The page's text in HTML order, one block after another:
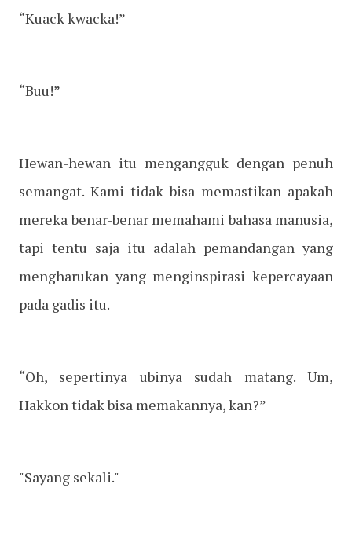
“Kuack kwacka!”
“Buu!”
Hewan-hewan itu mengangguk dengan penuh
semangat. Kami tidak bisa memastikan apakah
mereka benar-benar memahami bahasa manusia,
tapi tentu saja itu adalah pemandangan yang
mengharukan yang menginspirasi kepercayaan
pada gadis itu.
“Oh, sepertinya ubinya sudah matang. Um,
Hakkon tidak bisa memakannya, kan?”
"Sayang sekali."